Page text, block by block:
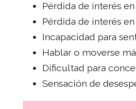
Pérdida de interés
Pérdida de interés
Incapacidad para
Hablar o moverse
Dificultad para
Sensación de